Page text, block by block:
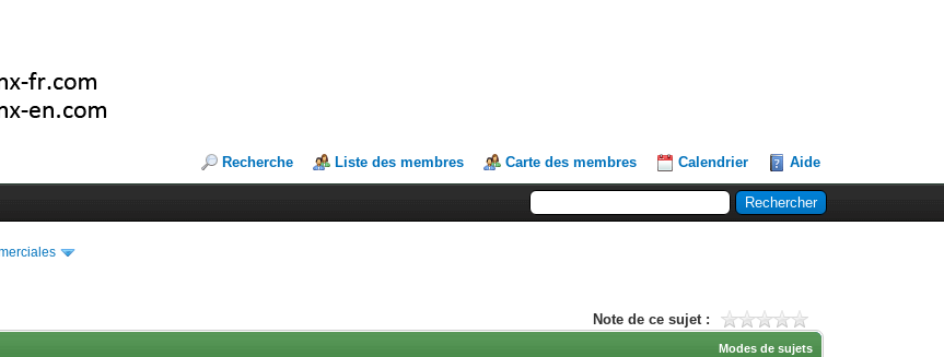
Recherche Liste des membres Carte des membres Calendrier Aide
Note de ce sujet :
Modes de sujets